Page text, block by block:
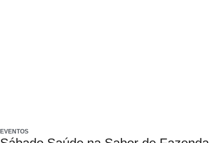
EVENTOS